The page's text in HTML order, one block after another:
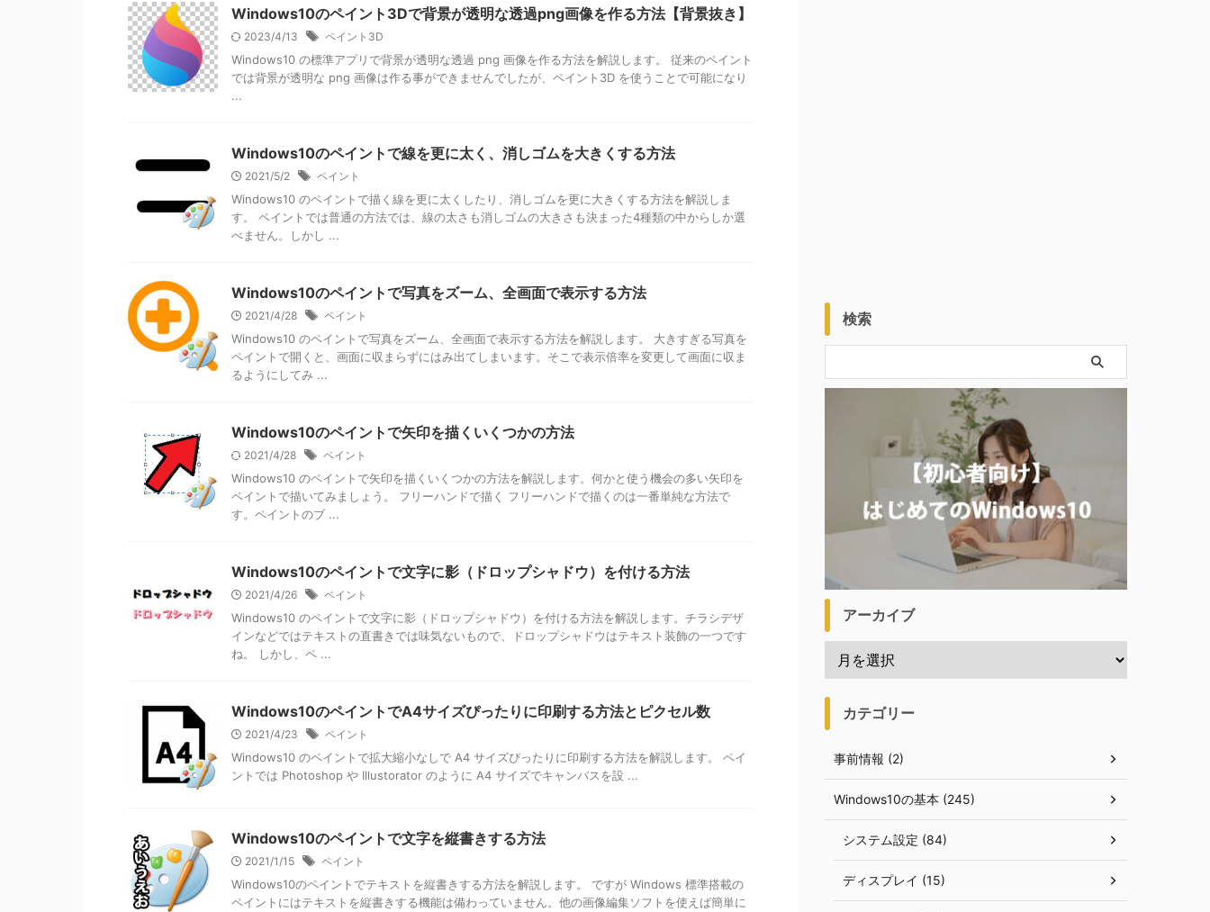
Windows10のペイント3Dで背景が透明な透過png画像を作る方法【背景抜き】
2023/4/13 ペイント3D
Windows10 の標準アプリで背景が透明な透過 png 画像を作る方法を解説します。 従来のペイント
では背景が透明な png 画像は作る事ができませんでしたが、ペイント3D を使うことで可能になり
...
Windows10のペイントで線を更に太く、消しゴムを大きくする方法
2021/5/2 ペイント
Windows10 のペイントで描く線を更に太くしたり、消しゴムを更に大きくする方法を解説しま
す。 ペイントでは普通の方法では、線の太さも消しゴムの大きさも決まった4種類の中からしか選
べません。しかし ...
Windows10のペイントで写真をズーム、全画面で表示する方法
2021/4/28 ペイント
Windows10 のペイントで写真をズーム、全画面で表示する方法を解説します。 大きすぎる写真を
ペイントで開くと、画面に収まらずにはみ出てしまいます。そこで表示倍率を変更して画面に収ま
るようにしてみ ...
Windows10のペイントで矢印を描くいくつかの方法
2021/4/28 ペイント
Windows10 のペイントで矢印を描くいくつかの方法を解説します。何かと使う機会の多い矢印を
ペイントで描いてみましょう。 フリーハンドで描く フリーハンドで描くのは一番単純な方法で
す。ペイントのブ ...
Windows10のペイントで文字に影（ドロップシャドウ）を付ける方法
2021/4/26 ペイント
Windows10 のペイントで文字に影（ドロップシャドウ）を付ける方法を解説します。チラシデザ
インなどではテキストの直書きでは味気ないもので、ドロップシャドウはテキスト装飾の一つです
ね。 しかし、ペ ...
Windows10のペイントでA4サイズぴったりに印刷する方法とピクセル数
2021/4/23 ペイント
Windows10 のペイントで拡大縮小なしで A4 サイズぴったりに印刷する方法を解説します。 ペイ
ントでは Photoshop や Illustorator のように A4 サイズでキャンバスを設 ...
Windows10のペイントで文字を縦書きする方法
2021/1/15 ペイント
Windows10のペイントでテキストを縦書きする方法を解説します。 ですが Windows 標準搭載の
ペイントにはテキストを縦書きする機能は備わっていません。他の画像編集ソフトを使えば簡単に
検索
アーカイブ
カテゴリー
事前情報 (2)
Windows10の基本 (245)
システム設定 (84)
ディスプレイ (15)